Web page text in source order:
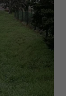
gesetzt wird
benutzt